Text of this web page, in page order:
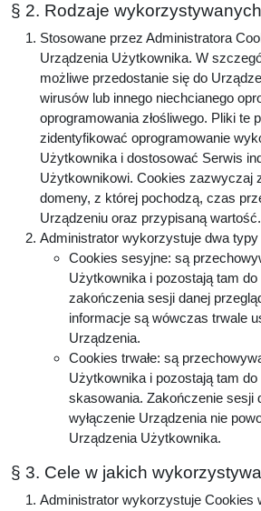
§ 2. Rodzaje
Stosowane przez Administratora
Urządzenia Użytkownika. W
możliwe przedostanie się do
wirusów lub innego niechcianego
oprogramowania złośliwego. Pliki te
zidentyfikować oprogramowanie
Użytkownika i dostosować Serwis
Użytkownikowi. Cookies zazwyczaj
domeny, z której pochodzą, czas
Urządzeniu oraz przypisaną wartość.
Administrator wykorzystuje dwa
Cookies sesyjne: są
Użytkownika i pozostają tam
zakończenia sesji danej
informacje są wówczas trwale
Urządzenia.
Cookies trwałe: są
Użytkownika i pozostają tam
skasowania. Zakończenie sesji
wyłączenie Urządzenia nie
Urządzenia Użytkownika.
§ 3. Cele w jakich
Administrator wykorzystuje Cookies